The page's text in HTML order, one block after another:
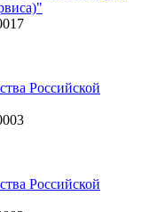
Российской
Российской